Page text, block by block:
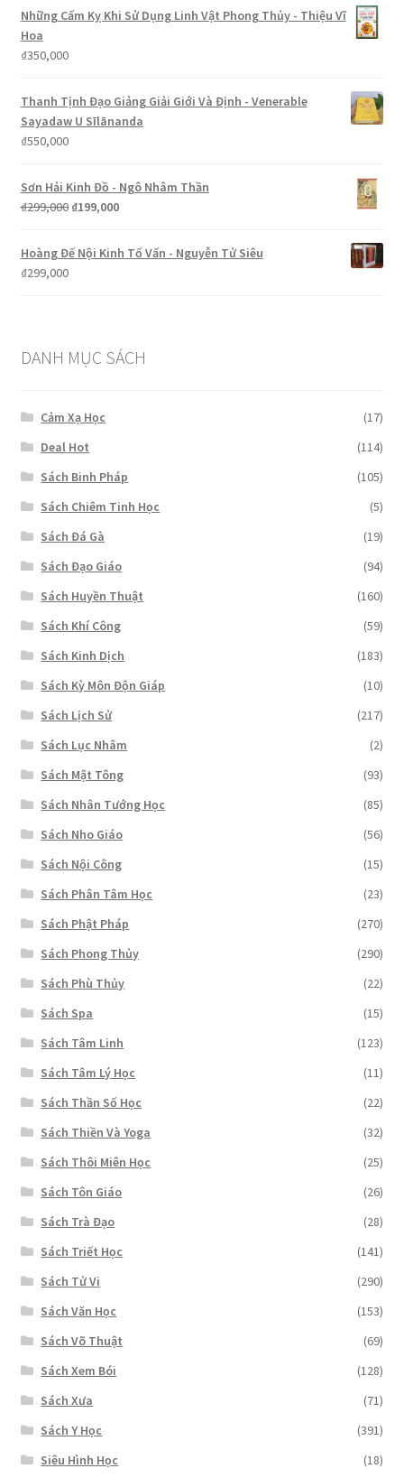
là:
tại
Những Cấm Kỵ Khi Sử Dụng Linh Vật Phong Thủy - Thiệu Vĩ
Hoa
₫350,000
Thanh Tịnh Đạo Giảng Giải Giới Và Định - Venerable
Sayadaw U Sīlānanda
₫550,000
Sơn Hải Kinh Đồ - Ngô Nhâm Thần
₫299,000 Giá
là:
₫199,000Giá
tại
Hoàng Đế Nội Kinh Tố Vấn - Nguyễn Tử Siêu
₫299,000
DANH MỤC SÁCH
Cảm Xạ Học
(17)
Deal Hot
(114)
Sách Binh Pháp
(105)
Sách Chiêm Tinh Học
(5)
Sách Đá Gà
(19)
Sách Đạo Giáo
(94)
Sách Huyền Thuật
(160)
Sách Khí Công
(59)
Sách Kinh Dịch
(183)
Sách Kỳ Môn Độn Giáp
(10)
Sách Lịch Sử
(217)
Sách Lục Nhâm
(2)
Sách Mật Tông
(93)
Sách Nhân Tướng Học
(85)
Sách Nho Giáo
(56)
Sách Nội Công
(15)
Sách Phân Tâm Học
(23)
Sách Phật Pháp
(270)
Sách Phong Thủy
(290)
Sách Phù Thủy
(22)
Sách Spa
(15)
Sách Tâm Linh
(123)
Sách Tâm Lý Học
(11)
Sách Thần Số Học
(22)
Sách Thiền Và Yoga
(32)
Sách Thôi Miên Học
(25)
Sách Tôn Giáo
(26)
Sách Trà Đạo
(28)
Sách Triết Học
(141)
Sách Tử Vi
(290)
Sách Văn Học
(153)
Sách Võ Thuật
(69)
Sách Xem Bói
(128)
Sách Xưa
(71)
Sách Y Học
(391)
Siêu Hình Học
(18)